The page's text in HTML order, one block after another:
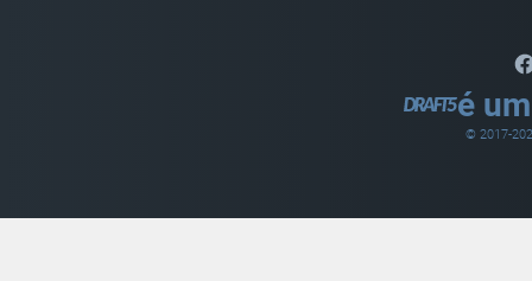
é
© 2017-